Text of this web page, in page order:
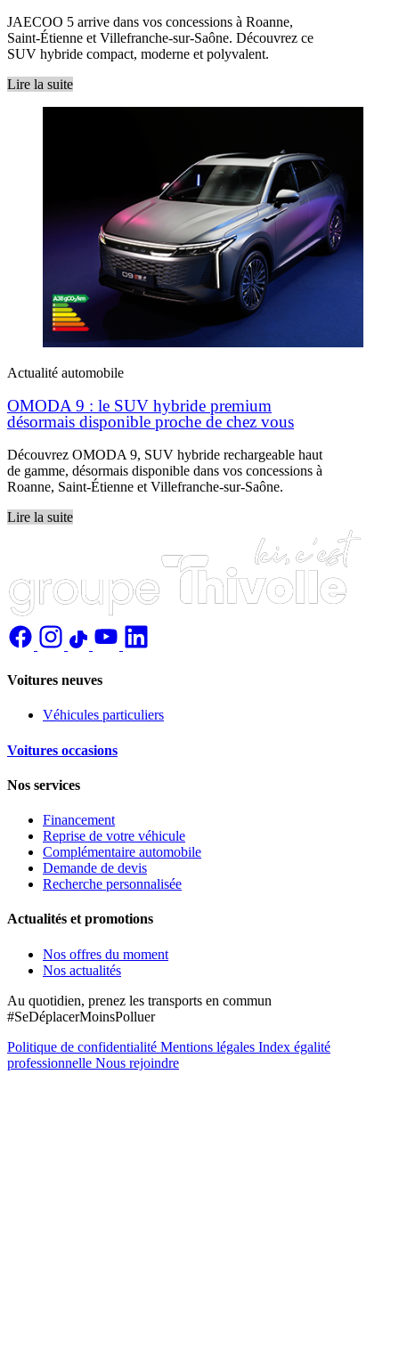
JAECOO 5 arrive dans vos concessions à Roanne,
Saint-Étienne et Villefranche-sur-Saône. Découvrez ce
SUV hybride compact, moderne et polyvalent.
Lire la suite
Actualité automobile
OMODA 9 : le SUV hybride premium
désormais disponible proche de chez vous
Découvrez OMODA 9, SUV hybride rechargeable haut
de gamme, désormais disponible dans vos concessions à
Roanne, Saint-Étienne et Villefranche-sur-Saône.
Lire la suite
Voitures neuves
Véhicules particuliers
Voitures occasions
Nos services
Financement
Reprise de votre véhicule
Complémentaire automobile
Demande de devis
Recherche personnalisée
Actualités et promotions
Nos offres du moment
Nos actualités
Au quotidien, prenez les transports en commun
#SeDéplacerMoinsPolluer
Politique de confidentialité Mentions légales Index égalité
professionnelle Nous rejoindre